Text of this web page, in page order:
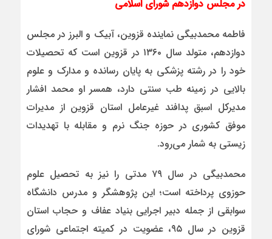
در مجلس دوازدهم شورای اسلامی
فاطمه محمدبیگی نماینده قزوین، آبیک و البرز در مجلس
دوازدهم، متولد سال ۱۳۶۰ در قزوین است که تحصیلات
خود را در رشته پزشکی به پایان رسانده و مدارک و علوم
بالایی در زمینه طب سنتی دارد، همسر او محمد افشار
مدیرکل اسبق پدافند غیرعامل استان قزوین از مدیرات
موفق کشوری در حوزه جنگ نرم و مقابله با تهدیدات
زیستی به شمار می‌رود.
محمدبیگی در سال ۷۹ مدتی را نیز به تحصیل علوم
حوزوی پرداخته است؛ این پژوهشگر و مدرس دانشگاه
سوابقی از جمله دبیر اجرایی بنیاد عفاف و حجاب استان
قزوین در سال ۹۵، عضویت در کمیته اجتماعی شورای